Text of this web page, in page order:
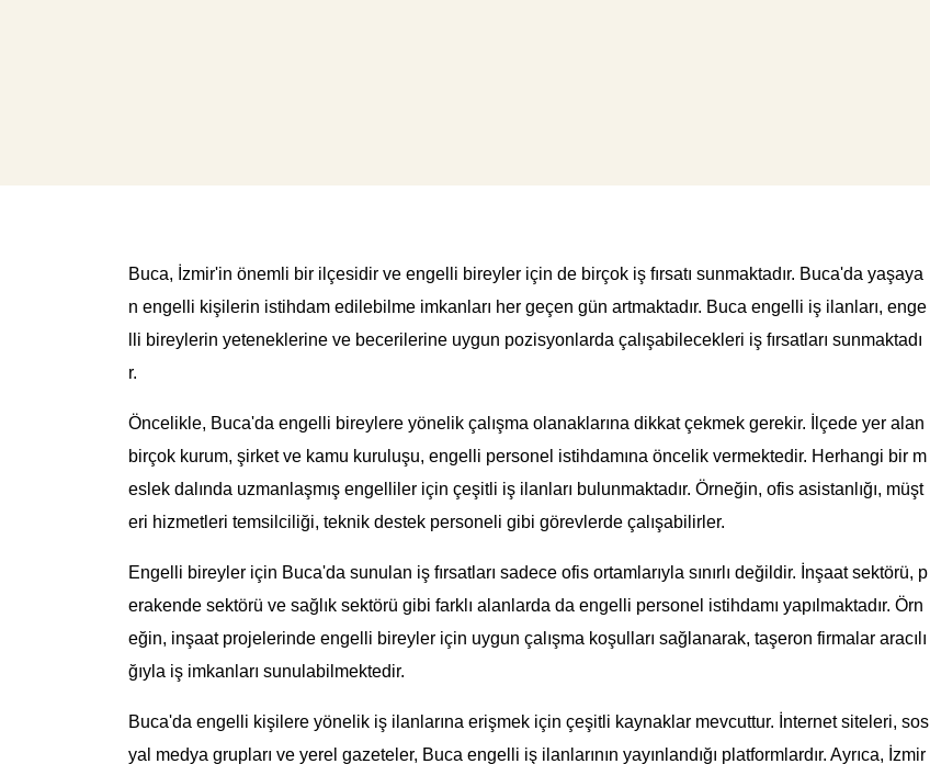
Buca, İzmir'in önemli bir ilçesidir ve engelli bireyler için de birçok iş fırsatı sunmaktadır. Buca'da yaşaya
n engelli kişilerin istihdam edilebilme imkanları her geçen gün artmaktadır. Buca engelli iş ilanları, enge
lli bireylerin yeteneklerine ve becerilerine uygun pozisyonlarda çalışabilecekleri iş fırsatları sunmaktadı
r.
Öncelikle, Buca'da engelli bireylere yönelik çalışma olanaklarına dikkat çekmek gerekir. İlçede yer alan
birçok kurum, şirket ve kamu kuruluşu, engelli personel istihdamına öncelik vermektedir. Herhangi bir m
eslek dalında uzmanlaşmış engelliler için çeşitli iş ilanları bulunmaktadır. Örneğin, ofis asistanlığı, müşt
eri hizmetleri temsilciliği, teknik destek personeli gibi görevlerde çalışabilirler.
Engelli bireyler için Buca'da sunulan iş fırsatları sadece ofis ortamlarıyla sınırlı değildir. İnşaat sektörü, p
erakende sektörü ve sağlık sektörü gibi farklı alanlarda da engelli personel istihdamı yapılmaktadır. Örn
eğin, inşaat projelerinde engelli bireyler için uygun çalışma koşulları sağlanarak, taşeron firmalar aracılı
ğıyla iş imkanları sunulabilmektedir.
Buca'da engelli kişilere yönelik iş ilanlarına erişmek için çeşitli kaynaklar mevcuttur. İnternet siteleri, sos
yal medya grupları ve yerel gazeteler, Buca engelli iş ilanlarının yayınlandığı platformlardır. Ayrıca, İzmir